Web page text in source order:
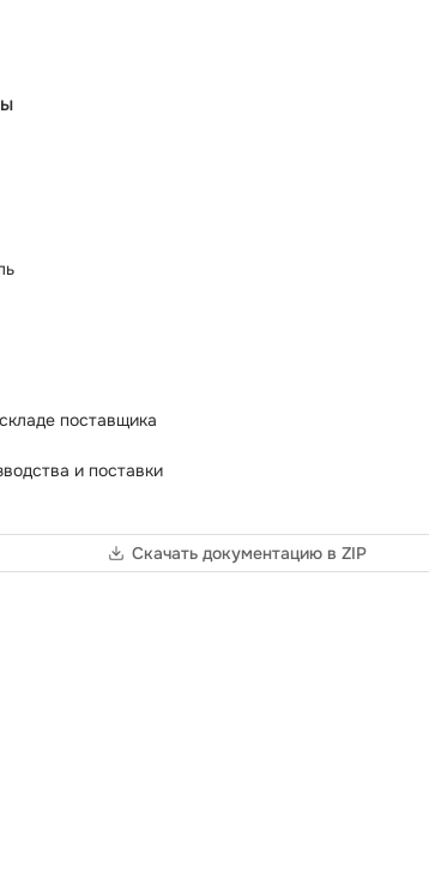
поставщика
и поставки
Скачать документацию в ZIP